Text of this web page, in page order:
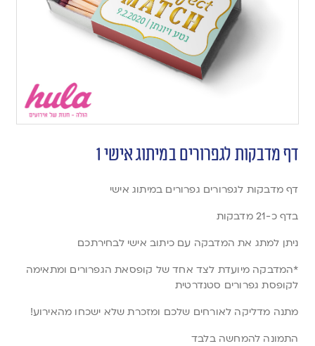
דף מדבקות לגפרורים במיתוג אישי 1
דף מדבקות לגפרורים גפרורים במיתוג אישי
בדף כ-21 מדבקות
ניתן למתג את המדבקה עם כיתוב אישי לבחירתכם
*המדבקה מיועדת לצד אחד של קופסאת הגפרורים ומתאימה
לקופסת גפרורים סטנדרטית
מתנה מדליקה לאורחים שלכם ומזכרת שלא ישכחו מהאירוע!
התמונה להמחשה בלבד